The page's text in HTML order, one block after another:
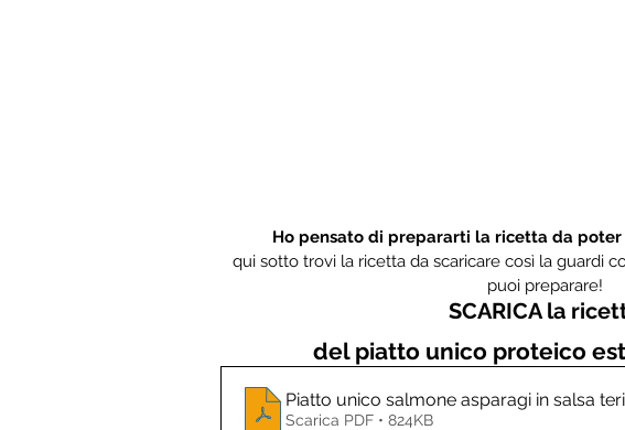
Ho pensato di prepararti la ricetta da
qui sotto trovi la ricetta da scaricare così la guardi
puoi preparare!
SCARICA la
del piatto unico proteico
Piatto unico salmone asparagi in salsa
Scarica PDF • 824KB